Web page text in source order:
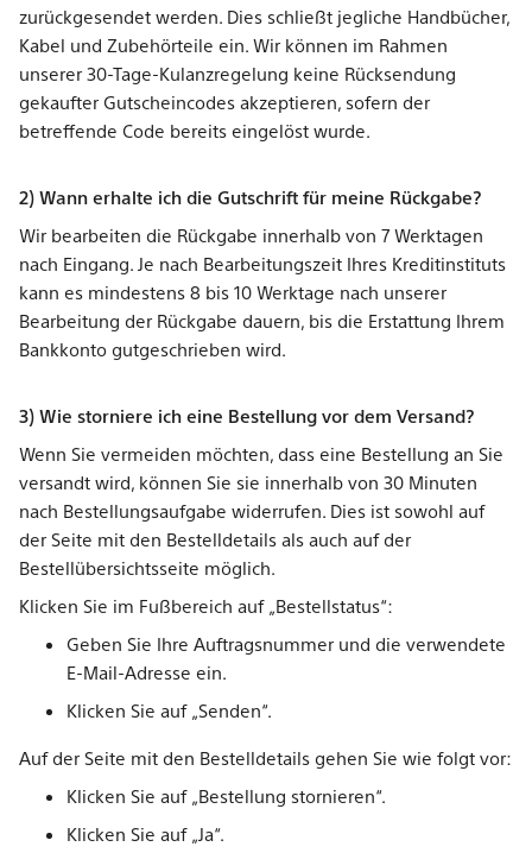
zurückgesendet werden. Dies schließt jegliche Handbücher,
Kabel und Zubehörteile ein. Wir können im Rahmen
unserer 30-Tage-Kulanzregelung keine Rücksendung
gekaufter Gutscheincodes akzeptieren, sofern der
betreffende Code bereits eingelöst wurde.
2) Wann erhalte ich die Gutschrift für meine Rückgabe?
Wir bearbeiten die Rückgabe innerhalb von 7 Werktagen
nach Eingang. Je nach Bearbeitungszeit Ihres Kreditinstituts
kann es mindestens 8 bis 10 Werktage nach unserer
Bearbeitung der Rückgabe dauern, bis die Erstattung Ihrem
Bankkonto gutgeschrieben wird.
3) Wie storniere ich eine Bestellung vor dem Versand?
Wenn Sie vermeiden möchten, dass eine Bestellung an Sie
versandt wird, können Sie sie innerhalb von 30 Minuten
nach Bestellungsaufgabe widerrufen. Dies ist sowohl auf
der Seite mit den Bestelldetails als auch auf der
Bestellübersichtsseite möglich.
Klicken Sie im Fußbereich auf „Bestellstatus“:
Geben Sie Ihre Auftragsnummer und die verwendete
E-Mail-Adresse ein.
Klicken Sie auf „Senden“.
Auf der Seite mit den Bestelldetails gehen Sie wie folgt vor:
Klicken Sie auf „Bestellung stornieren“.
Klicken Sie auf „Ja“.